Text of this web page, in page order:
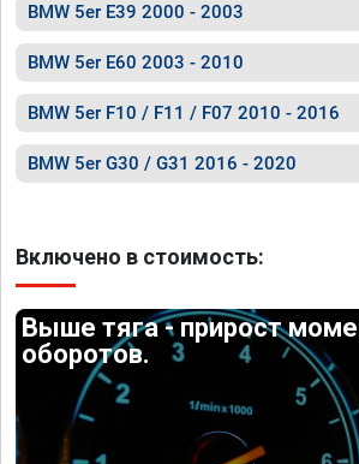
BMW 5er E39 2000 - 2003
BMW 5er E60 2003 - 2010
BMW 5er F10 / F11 / F07 2010 - 2016
BMW 5er G30 / G31 2016 - 2020
Включено в стоимость:
Выше тяга - прирост
оборотов.